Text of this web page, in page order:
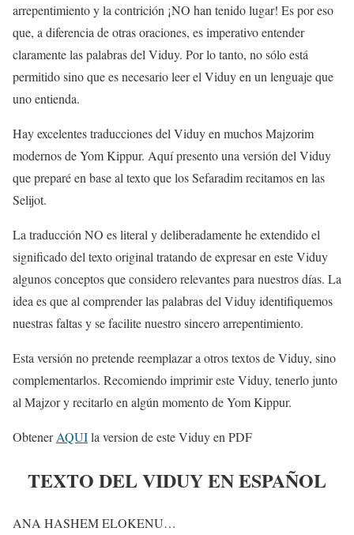
arrepentimiento y la contrición ¡NO han tenido lugar! Es por eso
que, a diferencia de otras oraciones, es imperativo entender
claramente las palabras del Viduy. Por lo tanto, no sólo está
permitido sino que es necesario leer el Viduy en un lenguaje que
uno entienda.
Hay excelentes traducciones del Viduy en muchos Majzorim
modernos de Yom Kippur. Aquí presento una versión del Viduy
que preparé en base al texto que los Sefaradim recitamos en las
Selijot.
La traducción NO es literal y deliberadamente he extendido el
significado del texto original tratando de expresar en este Viduy
algunos conceptos que considero relevantes para nuestros días. La
idea es que al comprender las palabras del Viduy identifiquemos
nuestras faltas y se facilite nuestro sincero arrepentimiento.
Esta versión no pretende reemplazar a otros textos de Viduy, sino
complementarlos. Recomiendo imprimir este Viduy, tenerlo junto
al Majzor y recitarlo en algún momento de Yom Kippur.
ObtenerAQUIla version de este Viduy en PDF
TEXTO DEL VIDUY EN ESPAÑOL
ANA HASHEM ELOKENU…